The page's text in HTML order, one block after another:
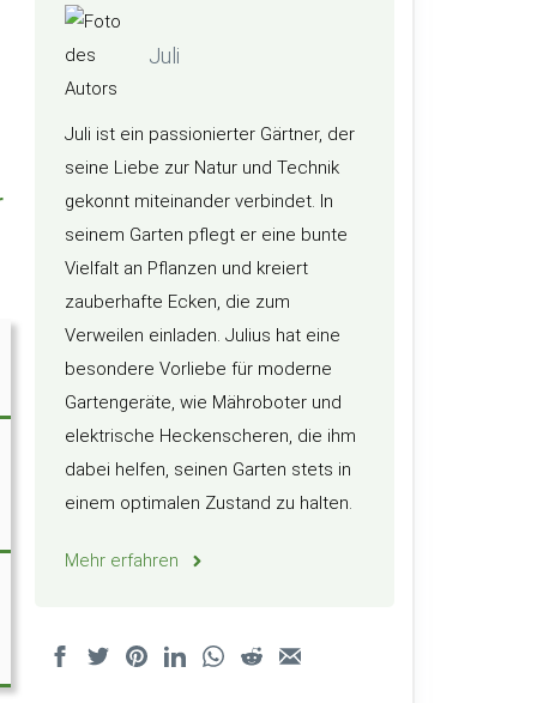
Juli
Juli ist ein passionierter Gärtner, der
seine Liebe zur Natur und Technik
gekonnt miteinander verbindet. In
seinem Garten pflegt er eine bunte
Vielfalt an Pflanzen und kreiert
zauberhafte Ecken, die zum
Verweilen einladen. Julius hat eine
besondere Vorliebe für moderne
Gartengeräte, wie Mähroboter und
elektrische Heckenscheren, die ihm
dabei helfen, seinen Garten stets in
einem optimalen Zustand zu halten.
Mehr erfahren